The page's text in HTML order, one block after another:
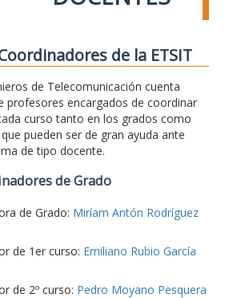
de la ETSIT
de Telecomunicación cuenta
profesores encargados de coordinar
curso tanto en los grados como
pueden ser de gran ayuda ante
de tipo docente.
de Grado
de Grado: Miríam Antón Rodríguez
de 1er curso: Emiliano Rubio García
de 2º curso: Pedro Moyano Pesquera